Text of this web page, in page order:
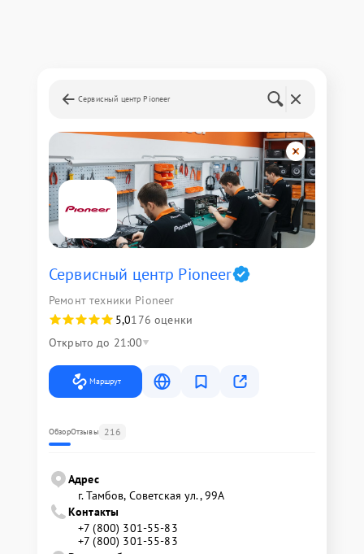
Сервисный центр Pioneer
Сервисный центр Pioneer
Ремонт техники Pioneer
5,0176 оценки
Открыто до 21:00
Маршрут
ОбзорОтзывы 216
Адрес
г. Тамбов, Советская ул., 99А
Контакты
+7 (800) 301-55-83
+7 (800) 301-55-83